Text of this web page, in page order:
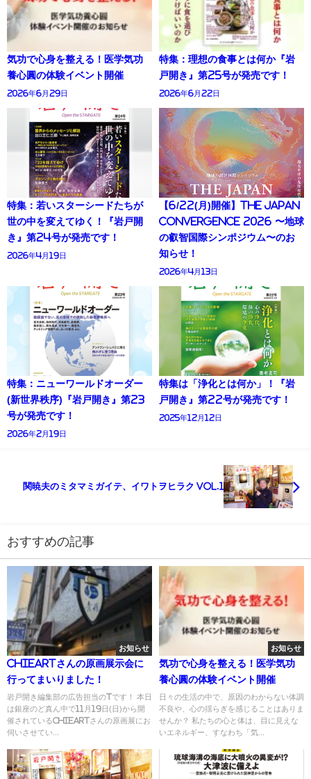
気功で心身を整える！医学気功
養心圓の体験イベント開催
2026年6月29日
特集：理想の食事とは何か『岩
戸開き』第25号が発売です！
2026年6月22日
特集：若いスターシードたちが
世の中を変えてゆく！『岩戸開
き』第24号が発売です！
2026年4月19日
【6/22(月)開催】THE JAPAN
CONVERGENCE 2026 〜地球
の叡智国際シンポジウム〜のお
知らせ！
2026年4月13日
特集：ニューワールドオーダー
(新世界秩序)『岩戸開き』第23
号が発売です！
2026年2月19日
特集は「浄化とは何か」！『岩
戸開き』第22号が発売です！
2025年12月12日
関暁夫のミタマミガイテ、イワトヲヒラク Vol.1
おすすめの記事
お知らせ
ChieArtさんの原画展示会に
行ってまいりました！
岩戸開き編集部の広告担当のTです！ 本日
は銀座のど真ん中で11月19日(日)から開
催されているChieArtさんの原画展にお
伺いさせてい...
お知らせ
気功で心身を整える！医学気功
養心圓の体験イベント開催
日々の生活の中で、原因のわからない体調
不良や、心の揺らぎを感じることはありま
せんか？ 私たちの心と体は、目に見えな
いエネルギー、すなわち「気...